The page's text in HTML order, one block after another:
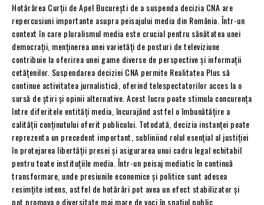
Hotărârea Curții de Apel București de a suspenda decizia CNA are
repercusiuni importante asupra peisajului media din România. Într-un
context în care pluralismul media este crucial pentru sănătatea unei
democrații, menținerea unei varietăți de posturi de televiziune
contribuie la oferirea unei game diverse de perspective și informații
cetățenilor. Suspendarea deciziei CNA permite Realitatea Plus să
continue activitatea jurnalistică, oferind telespectatorilor acces la o
sursă de știri și opinii alternative. Acest lucru poate stimula concurența
între diferitele entități media, încurajând astfel o îmbunătățire a
calității conținutului oferit publicului. Totodată, decizia instanței poate
reprezenta un precedent important, subliniind rolul esențial al justiției
în protejarea libertății presei și asigurarea unui cadru legal echitabil
pentru toate instituțiile media. Într-un peisaj mediatic în continuă
transformare, unde presiunile economice și politice sunt adesea
resimțite intens, astfel de hotărâri pot avea un efect stabilizator și
pot promova o diversitate mai mare de voci în spațiul public.